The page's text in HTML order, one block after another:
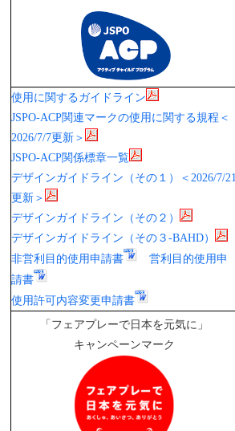
使用に関するガイドライン
JSPO-ACP関連マークの使用に関する規程＜
2026/7/7更新＞
JSPO-ACP関係標章一覧
デザインガイドライン（その１）＜2026/7/21
更新＞
デザインガイドライン（その２）
デザインガイドライン（その３-BAHD）
非営利目的使用申請書
営利目的使用申
請書
使用許可内容変更申請書
「フェアプレーで日本を元気に」
キャンペーンマーク